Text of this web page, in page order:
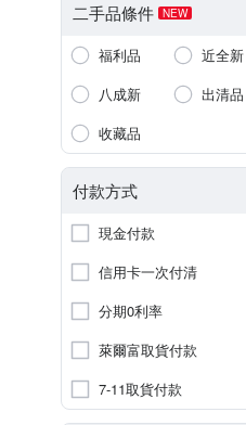
二手品條件 NEW
福利品
近全新
八成新
出清品
收藏品
付款方式
現金付款
信用卡一次付清
分期0利率
萊爾富取貨付款
7-11取貨付款